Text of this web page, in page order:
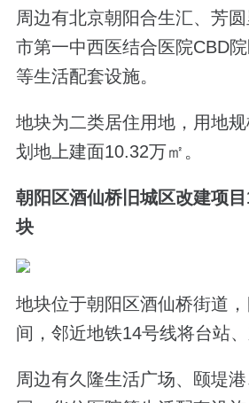
周边有北京朝阳合生汇、芳
市第一中西医结合医院CBD
等生活配套设施。
地块为二类居住用地，用地
划地上建面10.32万㎡。
朝阳区酒仙桥旧城区改建项
块
地块位于朝阳区酒仙桥街道
间，邻近地铁14号线将台站、
周边有久隆生活广场、颐堤